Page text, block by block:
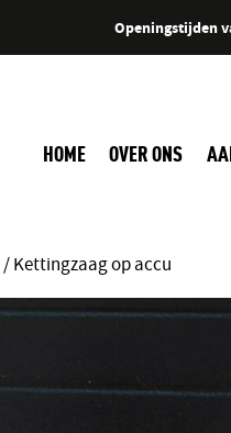
Openingstijden
HOME OVER ONS
/ Kettingzaag op accu